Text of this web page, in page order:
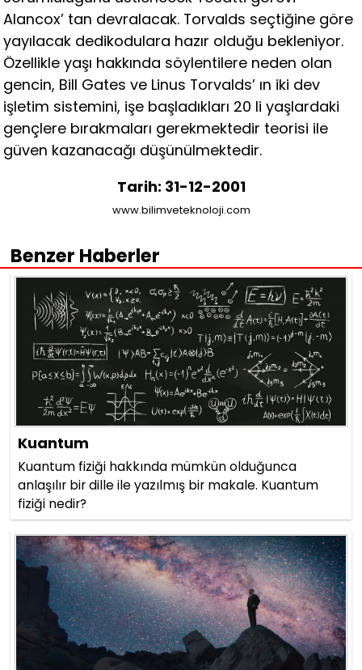
Alancox’ tan devralacak. Torvalds seçtiğine göre
yayılacak dedikodulara hazır olduğu bekleniyor.
Özellikle yaşı hakkında söylentilere neden olan
gencin, Bill Gates ve Linus Torvalds’ ın iki dev
işletim sistemini, işe başladıkları 20 li yaşlardaki
gençlere bırakmaları gerekmektedir teorisi ile
güven kazanacağı düşünülmektedir.
Tarih: 31-12-2001
www.bilimveteknoloji.com
Benzer Haberler
Kuantum
Kuantum fiziği hakkında mümkün olduğunca
anlaşılır bir dille ile yazılmış bir makale. Kuantum
fiziği nedir?